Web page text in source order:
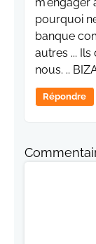
m'engager
pourquoi
banque
autres ...
nous. ..
Répondre